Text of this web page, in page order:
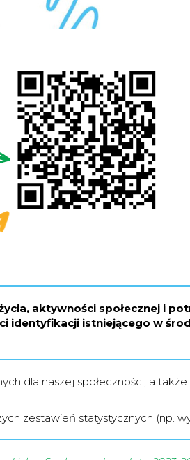
aktywności społecznej i
identyfikacji istniejącego w
dla naszej społeczności, a
zestawień statystycznych (np.